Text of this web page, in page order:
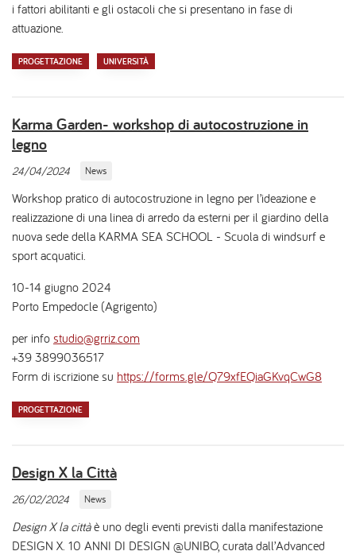
i fattori abilitanti e gli ostacoli che si presentano in fase di
attuazione.
PROGETTAZIONE UNIVERSITÀ
Karma Garden- workshop di autocostruzione in
legno
24/04/2024 News
Workshop pratico di autocostruzione in legno per l’ideazione e
realizzazione di una linea di arredo da esterni per il giardino della
nuova sede della KARMA SEA SCHOOL - Scuola di windsurf e
sport acquatici.
10-14 giugno 2024
Porto Empedocle (Agrigento)
per info studio@grriz.com
+39 3899036517
Form di iscrizione su https://forms.gle/Q79xfEQiaGKvqCwG8
PROGETTAZIONE
Design X la Città
26/02/2024 News
Design X la cittàè uno degli eventi previsti dalla manifestazione
DESIGN X. 10 ANNI DI DESIGN @UNIBO, curata dall’Advanced